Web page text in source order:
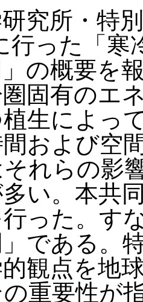
究所・特
行った「
の概要を
固有のエ
生によっ
および空
れらの影
い。本共
った。す
である。
観点を地
重要性が